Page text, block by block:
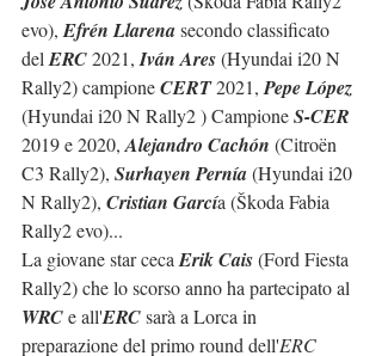
evo), Efrén Llarena secondo classificato
del ERC 2021, Iván Ares (Hyundai i20 N
Rally2) campione CERT 2021, Pepe López
(Hyundai i20 N Rally2 ) Campione S-CER
2019 e 2020, Alejandro Cachón (Citroën
C3 Rally2), Surhayen Pernía (Hyundai i20
N Rally2), Cristian García (Škoda Fabia
Rally2 evo)...
La giovane star ceca Erik Cais (Ford Fiesta
Rally2) che lo scorso anno ha partecipato al
WRC e all'ERC sarà a Lorca in
preparazione del primo round dell'ERC